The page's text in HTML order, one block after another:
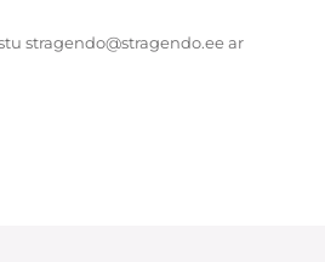
stragendo@stragendo.ee ar